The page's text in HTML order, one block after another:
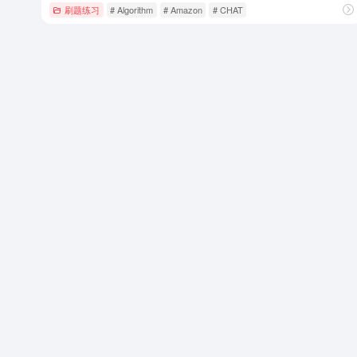
刷题练习 # Algorithm # Amazon # CHAT